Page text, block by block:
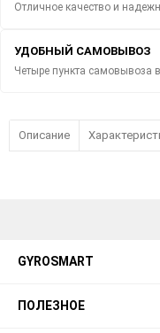
Отличное качество и
УДОБНЫЙ САМОВЫВОЗ
Четыре пункта самовывоза
Описание
GYROSMART
ПОЛЕЗНОЕ